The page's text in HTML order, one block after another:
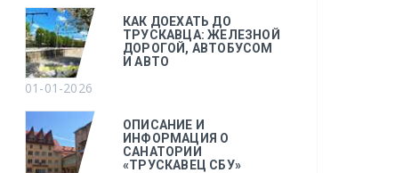
КАК ДОЕХАТЬ ДО
ТРУСКАВЦА: ЖЕЛЕЗНОЙ
ДОРОГОЙ, АВТОБУСОМ
И АВТО
01-01-2026
ОПИСАНИЕ И
ИНФОРМАЦИЯ О
САНАТОРИИ
«ТРУСКАВЕЦ СБУ»